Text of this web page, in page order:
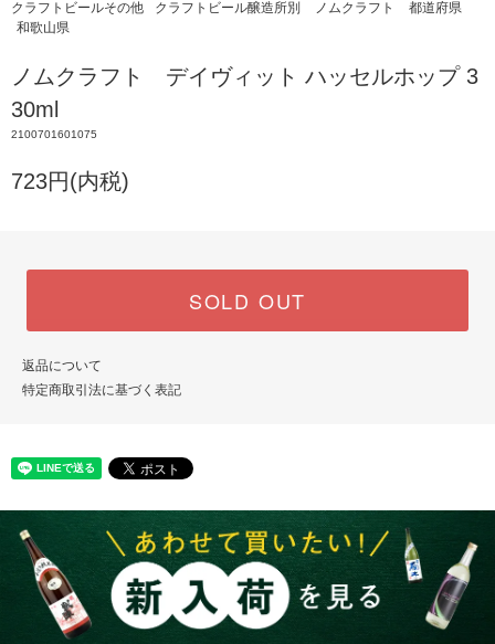
クラフトビールその他 クラフトビール醸造所別 ノムクラフト
都道府県
和歌山県
ノムクラフト デイヴィット ハッセルホップ 3
30ml
2100701601075
723円(内税)
SOLD OUT
返品について
特定商取引法に基づく表記